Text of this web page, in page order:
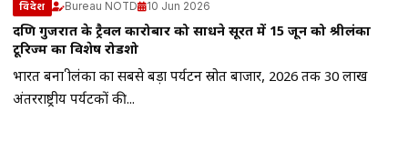
विदेश Bureau NOTD 10 Jun 2026
दक्षिण गुजरात के ट्रैवल कारोबार को साधने सूरत में 15 जून को श्रीलंका
टूरिज्म का विशेष रोडशो
भारत बना श्रीलंका का सबसे बड़ा पर्यटन स्रोत बाजार, 2026 तक 30 लाख
अंतरराष्ट्रीय पर्यटकों की...